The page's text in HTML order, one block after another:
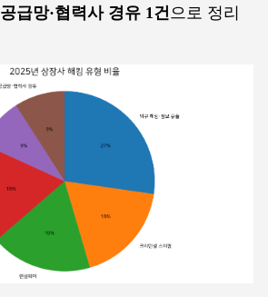
공급망·협력사 경유 1건으로 정리